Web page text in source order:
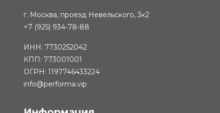
г. Москва, проезд Невельского, 3к2
+7 (925) 934-78-88
ИНН: 7730252042
КПП: 773001001
ОГРН: 1197746433224
info@performa.vip